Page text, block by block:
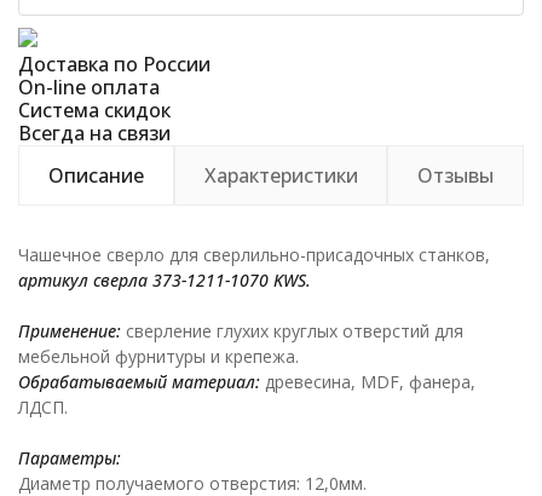
Доставка по России
On-line оплата
Система скидок
Всегда на связи
Описание
Характеристики Отзывы
Чашечное сверло для сверлильно-присадочных станков,
артикул сверла 373-1211-1070 KWS.
Применение: сверление глухих круглых отверстий для
мебельной фурнитуры и крепежа.
Обрабатываемый материал: древесина, MDF, фанера,
ЛДСП.
Параметры:
Диаметр получаемого отверстия: 12,0мм.